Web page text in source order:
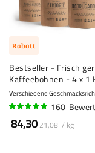
Rabatt
Bestseller - Frisch
Kaffeebohnen - 4 x 1
Verschiedene
160
84,30 21,08 / kg